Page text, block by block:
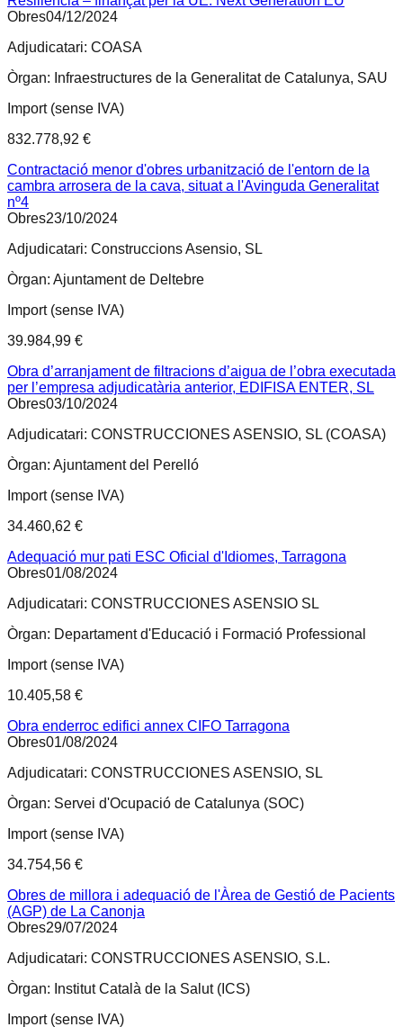
Obres04/12/2024
Adjudicatari: COASA
Òrgan: Infraestructures de la Generalitat de Catalunya, SAU
Import (sense IVA)
832.778,92 €
Contractació menor d'obres urbanització de l'entorn de la
cambra arrosera de la cava, situat a l'Avinguda Generalitat
nº4
Obres23/10/2024
Adjudicatari: Construccions Asensio, SL
Òrgan: Ajuntament de Deltebre
Import (sense IVA)
39.984,99 €
Obra d’arranjament de filtracions d’aigua de l’obra executada
per l’empresa adjudicatària anterior, EDIFISA ENTER, SL
Obres03/10/2024
Adjudicatari: CONSTRUCCIONES ASENSIO, SL (COASA)
Òrgan: Ajuntament del Perelló
Import (sense IVA)
34.460,62 €
Adequació mur pati ESC Oficial d'Idiomes, Tarragona
Obres01/08/2024
Adjudicatari: CONSTRUCCIONES ASENSIO SL
Òrgan: Departament d'Educació i Formació Professional
Import (sense IVA)
10.405,58 €
Obra enderroc edifici annex CIFO Tarragona
Obres01/08/2024
Adjudicatari: CONSTRUCCIONES ASENSIO, SL
Òrgan: Servei d'Ocupació de Catalunya (SOC)
Import (sense IVA)
34.754,56 €
Obres de millora i adequació de l'Àrea de Gestió de Pacients
(AGP) de La Canonja
Obres29/07/2024
Adjudicatari: CONSTRUCCIONES ASENSIO, S.L.
Òrgan: Institut Català de la Salut (ICS)
Import (sense IVA)